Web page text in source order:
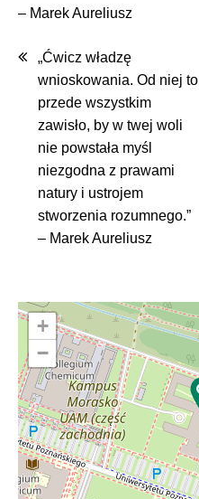
– Marek Aureliusz
Nawigacja
wpisu
„Ćwicz władzę
wnioskowania. Od niej to
przede wszystkim
zawisło, by w twej woli
nie powstała myśl
niezgodna z prawami
natury i ustrojem
stworzenia rozumnego.”
– Marek Aureliusz
+
−